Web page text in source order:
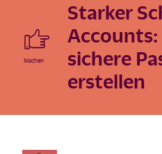
istock/rtiom/2007
Starker
Accounts:
sichere
erstellen